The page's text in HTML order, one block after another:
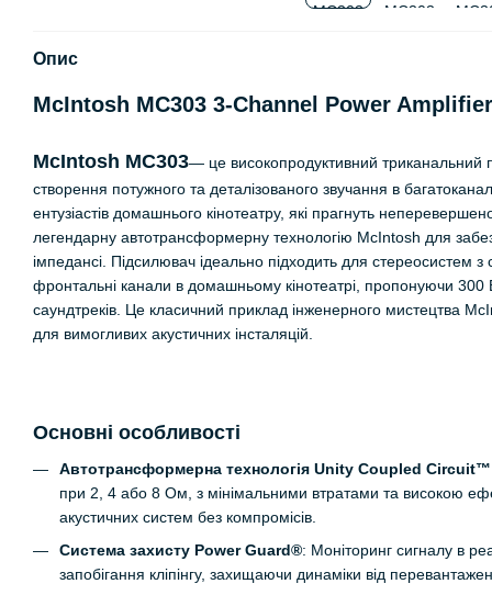
Опис
McIntosh MC303 3-Channel Power Amplifier
McIntosh MC303— це високопродуктивний триканальний
створення потужного та деталізованого звучання в
ентузіастів домашнього кінотеатру, які прагнуть
легендарну автотрансформерну технологію McIntosh для
імпедансі. Підсилювач ідеально підходить для стереосистем
фронтальні канали в домашньому кінотеатрі, пропонуючи 300
саундтреків. Це класичний приклад інженерного мистецтва
для вимогливих акустичних інсталяцій.
Основні особливості
Автотрансформерна технологія Unity Coupled Circuit™
при 2, 4 або 8 Ом, з мінімальними втратами та високою
акустичних систем без компромісів.
Система захисту Power Guard®: Моніторинг сигналу в
запобігання кліпінгу, захищаючи динаміки від